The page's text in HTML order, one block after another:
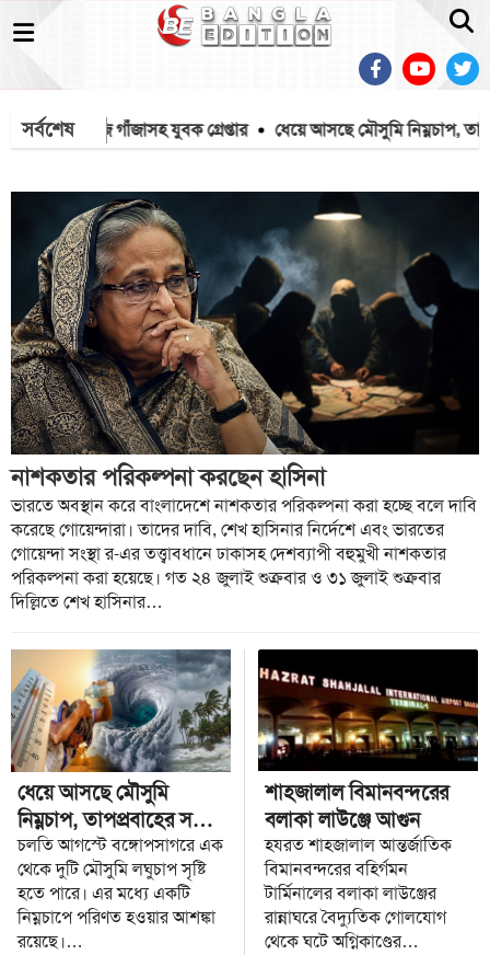
সর্বশেষ
গ্রেপ্তার ধেয়ে আসছে মৌসুমি নিম্নচাপ, তাপপ্রবাহের সঙ্গে হানা দিতে
নাশকতার পরিকল্পনা করছেন হাসিনা
ভারতে অবস্থান করে বাংলাদেশে নাশকতার পরিকল্পনা করা হচ্ছে বলে দাবি
করেছে গোয়েন্দারা। তাদের দাবি, শেখ হাসিনার নির্দেশে এবং ভারতের
গোয়েন্দা সংস্থা র-এর তত্ত্বাবধানে ঢাকাসহ দেশব্যাপী বহুমুখী নাশকতার
পরিকল্পনা করা হয়েছে। গত ২৪ জুলাই শুক্রবার ও ৩১ জুলাই শুক্রবার
দিল্লিতে শেখ হাসিনার…
ধেয়ে আসছে মৌসুমি
নিম্নচাপ, তাপপ্রবাহের সঙ্গে
হানা দিতে পারে বজ্রঝড়
চলতি আগস্টে বঙ্গোপসাগরে এক
থেকে দুটি মৌসুমি লঘুচাপ সৃষ্টি
হতে পারে। এর মধ্যে একটি
নিম্নচাপে পরিণত হওয়ার আশঙ্কা
রয়েছে।…
শাহজালাল বিমানবন্দরের
বলাকা লাউঞ্জে আগুন
হযরত শাহজালাল আন্তর্জাতিক
বিমানবন্দরের বহির্গমন
টার্মিনালের বলাকা লাউঞ্জের
রান্নাঘরে বৈদ্যুতিক গোলযোগ
থেকে ঘটে অগ্নিকাণ্ডের…